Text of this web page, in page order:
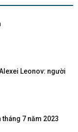
Leonov: người
7 năm 2023